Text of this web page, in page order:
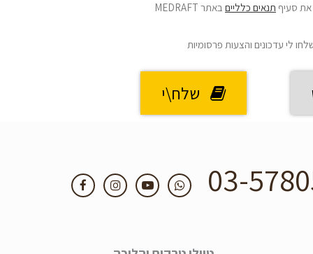
סעיף תנאים כלליים באתר MEDRAFT
לי עדכונים והצעות פרסומיות
שלח\י
03-